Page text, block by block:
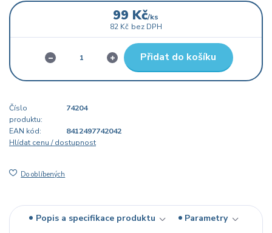
99 Kč/ks
82 Kč bez DPH
Přidat do košíku
Číslo
produktu:
74204
EAN kód:
8412497742042
Hlídat cenu / dostupnost
Do oblíbených
Popis a specifikace produktu
Parametry